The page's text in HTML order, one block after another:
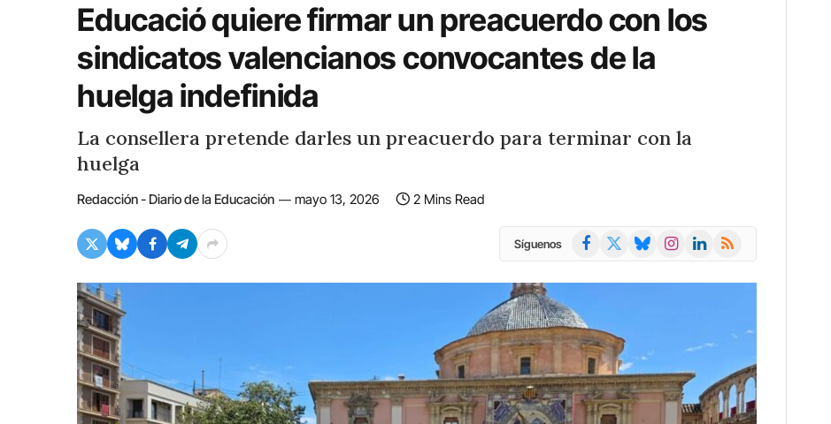
Educació quiere firmar un preacuerdo con los
sindicatos valencianos convocantes de la
huelga indefinida
La consellera pretende darles un preacuerdo para terminar con la
huelga
Redacción - Diario de la Educación mayo 13, 2026 2 Mins Read
Síguenos Facebook BlueskyInstagramLinkedIn
RSS